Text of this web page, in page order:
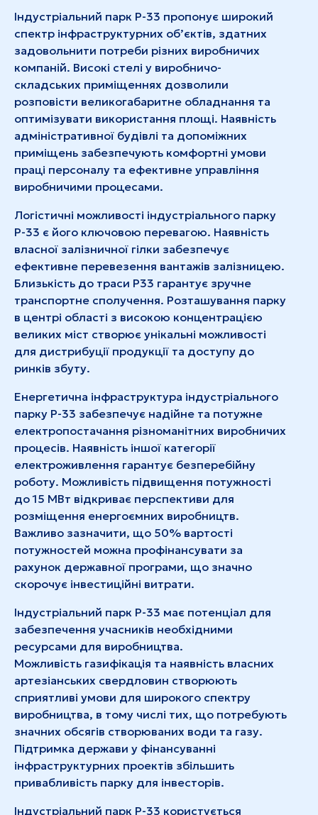
Індустріальний парк Р-33 пропонує широкий
спектр інфраструктурних об’єктів, здатних
задовольнити потреби різних виробничих
компаній. Високі стелі у виробничо-
складських приміщеннях дозволили
розповісти великогабаритне обладнання та
оптимізувати використання площі. Наявність
адміністративної будівлі та допоміжних
приміщень забезпечують комфортні умови
праці персоналу та ефективне управління
виробничими процесами.
Логістичні можливості індустріального парку
Р-33 є його ключовою перевагою. Наявність
власної залізничної гілки забезпечує
ефективне перевезення вантажів залізницею.
Близькість до траси Р33 гарантує зручне
транспортне сполучення. Розташування парку
в центрі області з високою концентрацією
великих міст створює унікальні можливості
для дистрибуції продукції та доступу до
ринків збуту.
Енергетична інфраструктура індустріального
парку Р-33 забезпечує надійне та потужне
електропостачання різноманітних виробничих
процесів. Наявність іншої категорії
електроживлення гарантує безперебійну
роботу. Можливість підвищення потужності
до 15 МВт відкриває перспективи для
розміщення енергоємних виробництв.
Важливо зазначити, що 50% вартості
потужностей можна профінансувати за
рахунок державної програми, що значно
скорочує інвестиційні витрати.
Індустріальний парк Р-33 має потенціал для
забезпечення учасників необхідними
ресурсами для виробництва.
Можливість газифікація та наявність власних
артезіанських свердловин створюють
сприятливі умови для широкого спектру
виробництва, в тому числі тих, що потребують
значних обсягів створюваних води та газу.
Підтримка держави у фінансуванні
інфраструктурних проектів збільшить
привабливість парку для інвесторів.
Індустріальний парк Р-33 користується